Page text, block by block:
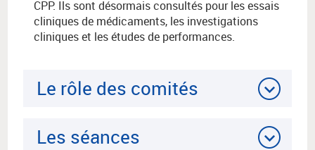
CPP. Ils sont désormais consultés pour les essais
cliniques de médicaments, les investigations
cliniques et les études de performances.
Le rôle des comités
Les séances